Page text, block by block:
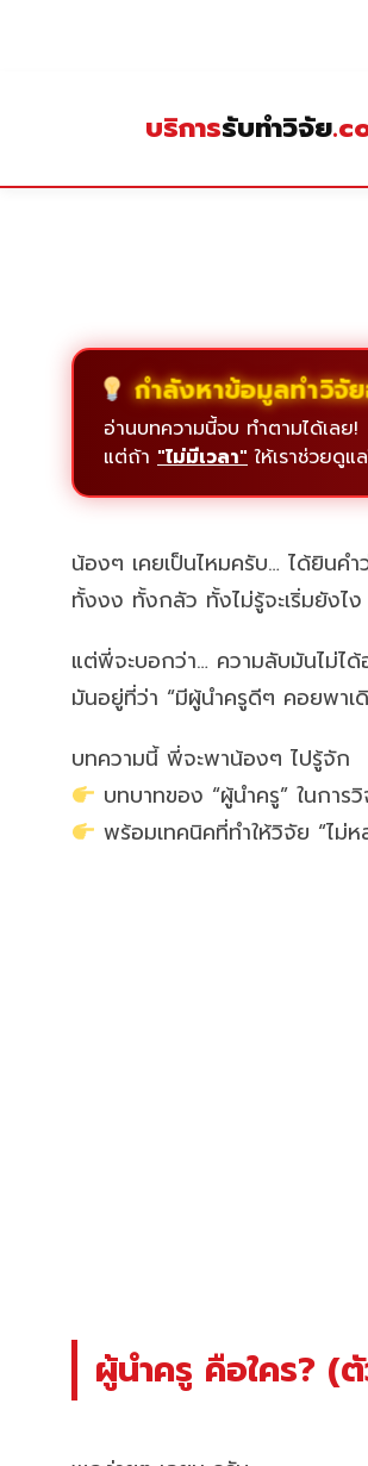
บริการรับทำวิจัย
กำลังหาข้อมูลทำวิจั
อ่านบทความนี้จบ ทำตามได้เลย!
แต่ถ้า "ไม่มีเวลา" ให้เราช่วยดูแ
น้องๆ เคยเป็นไหมครับ… ได้ยินค
ทั้งงง ทั้งกลัว ทั้งไม่รู้จะเริ่มยังไ
แต่พี่จะบอกว่า… ความลับมันไม่ไ
มันอยู่ที่ว่า “มีผู้นำครูดีๆ คอยพาเ
บทความนี้ พี่จะพาน้องๆ ไปรู้จัก
บทบาทของ “ผู้นำครู” ในการ
พร้อมเทคนิคที่ทำให้วิจัย “ไม่
ผู้นำครู คือใคร? (